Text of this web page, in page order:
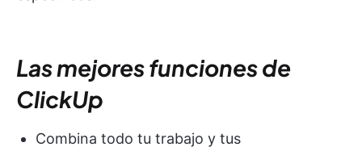
Las mejores funciones de
ClickUp
Combina todo tu trabajo y tus